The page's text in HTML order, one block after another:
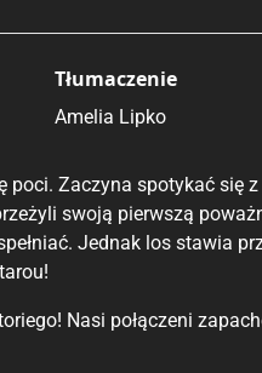
Tłumaczenie
Amelia Lipko
Zaczyna spotykać się
swoją pierwszą
Jednak los stawia
Nasi połączeni